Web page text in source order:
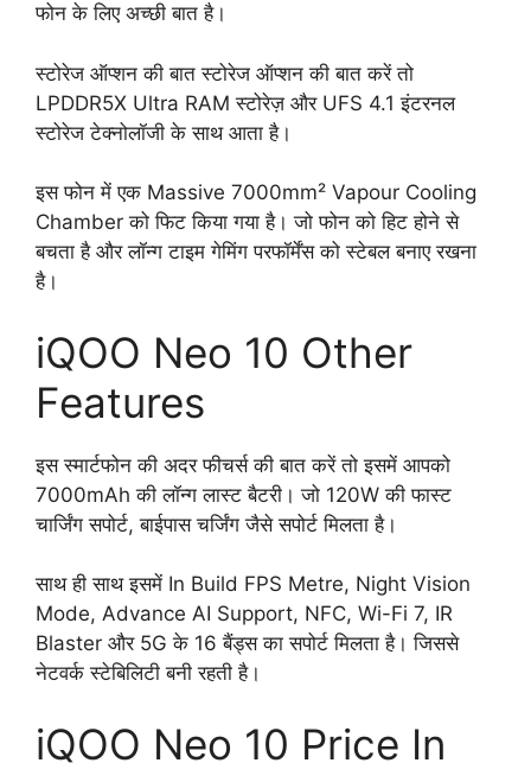
फोन के लिए अच्छी बात है।
स्टोरेज ऑप्शन की बात स्टोरेज ऑप्शन की बात करें तो
LPDDR5X Ultra RAM स्टोरेज़ और UFS 4.1 इंटरनल
स्टोरेज टेक्नोलॉजी के साथ आता है।
इस फोन में एक Massive 7000mm² Vapour Cooling
Chamber को फिट किया गया है। जो फोन को हिट होने से
बचता है और लॉन्ग टाइम गेमिंग परफॉर्मेंस को स्टेबल बनाए रखना
है।
iQOO Neo 10 Other
Features
इस स्मार्टफोन की अदर फीचर्स की बात करें तो इसमें आपको
7000mAh की लॉन्ग लास्ट बैटरी। जो 120W की फास्ट
चार्जिंग सपोर्ट, बाईपास चर्जिंग जैसे सपोर्ट मिलता है।
साथ ही साथ इसमें In Build FPS Metre, Night Vision
Mode, Advance AI Support, NFC, Wi-Fi 7, IR
Blaster और 5G के 16 बैंड्स का सपोर्ट मिलता है। जिससे
नेटवर्क स्टेबिलिटी बनी रहती है।
iQOO Neo 10 Price In